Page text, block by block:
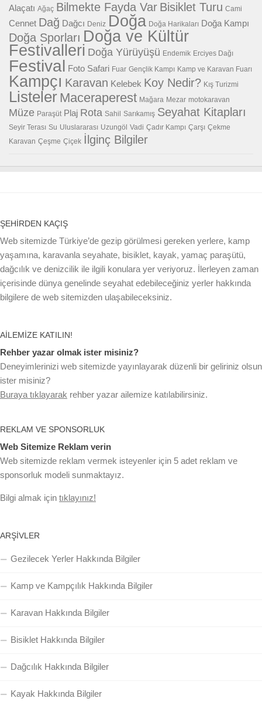
Alaçatı Ağaç Bilmekte Fayda Var Bisiklet Turu Cami
Cennet Dağ Dağcı Deniz Doğa Doğa Harikaları Doğa Kampı
Doğa Sporları Doğa ve Kültür
Festivalleri Doğa Yürüyüşü Endemik Erciyes Dağı
Festival Foto Safari Fuar Gençlik Kampı Kamp ve Karavan Fuarı
Kampçı Karavan Kelebek Koy Nedir? Kış Turizmi
Listeler Maceraperest Mağara Mezar motokaravan
Müze Paraşüt Plaj Rota Sahil Sarıkamış Seyahat Kitapları
Seyir Terası Su Uluslararası Uzungöl Vadi Çadır Kampı Çarşı Çekme
Karavan Çeşme Çiçek İlginç Bilgiler
ŞEHIRDEN KAÇIŞ
Web sitemizde Türkiye’de gezip görülmesi gereken yerlere, kamp
yaşamına, karavanla seyahate, bisiklet, kayak, yamaç paraşütü,
dağcılık ve denizcilik ile ilgili konulara yer veriyoruz. İlerleyen zaman
içerisinde dünya genelinde seyahat edebileceğiniz yerler hakkında
bilgilere de web sitemizden ulaşabileceksiniz.
AILEMIZE KATILIN!
Rehber yazar olmak ister misiniz?
Deneyimlerinizi web sitemizde yayınlayarak düzenli bir geliriniz olsun
ister misiniz?
Buraya tıklayarak rehber yazar ailemize katılabilirsiniz.
REKLAM VE SPONSORLUK
Web Sitemize Reklam verin
Web sitemizde reklam vermek isteyenler için 5 adet reklam ve
sponsorluk modeli sunmaktayız.
Bilgi almak için tıklayınız!
ARŞIVLER
Gezilecek Yerler Hakkında Bilgiler
Kamp ve Kampçılık Hakkında Bilgiler
Karavan Hakkında Bilgiler
Bisiklet Hakkında Bilgiler
Dağcılık Hakkında Bilgiler
Kayak Hakkında Bilgiler